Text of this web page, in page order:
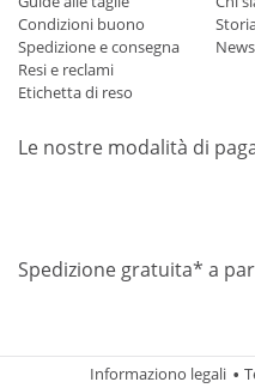
Condizioni buono
Spedizione e consegna
Resi e reclami
Etichetta di reso
Le nostre modalità di
Spedizione gratuita* a
Informaziono legali